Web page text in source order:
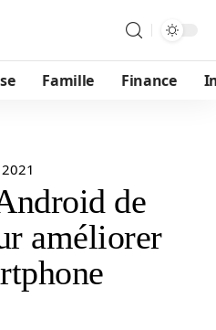
Famille Finance
de
améliorer